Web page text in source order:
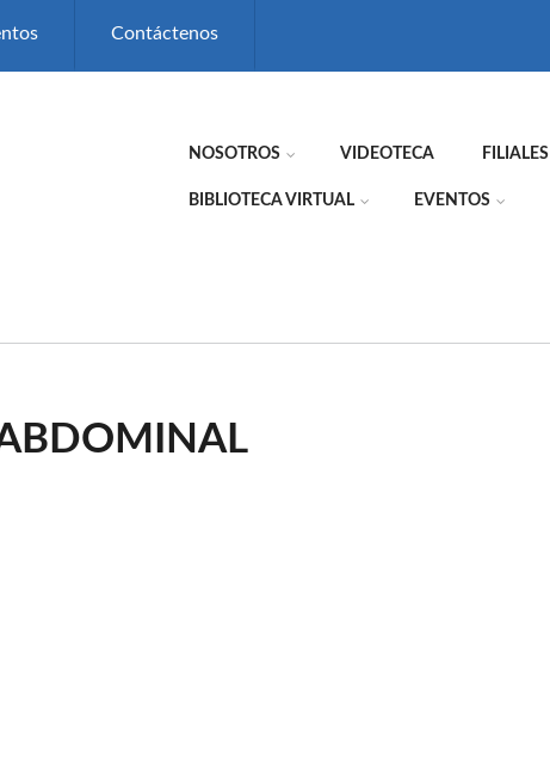
Contáctenos
NOSOTROS VIDEOTECA FILIALES
BIBLIOTECA VIRTUAL EVENTOS